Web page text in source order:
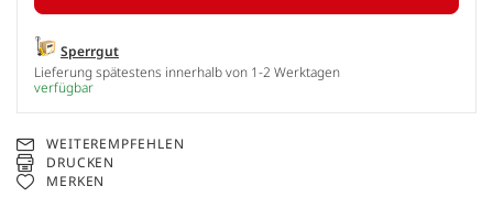
Sperrgut
Lieferung spätestens innerhalb von 1-2 Werktagen
verfügbar
WEITEREMPFEHLEN
DRUCKEN
MERKEN